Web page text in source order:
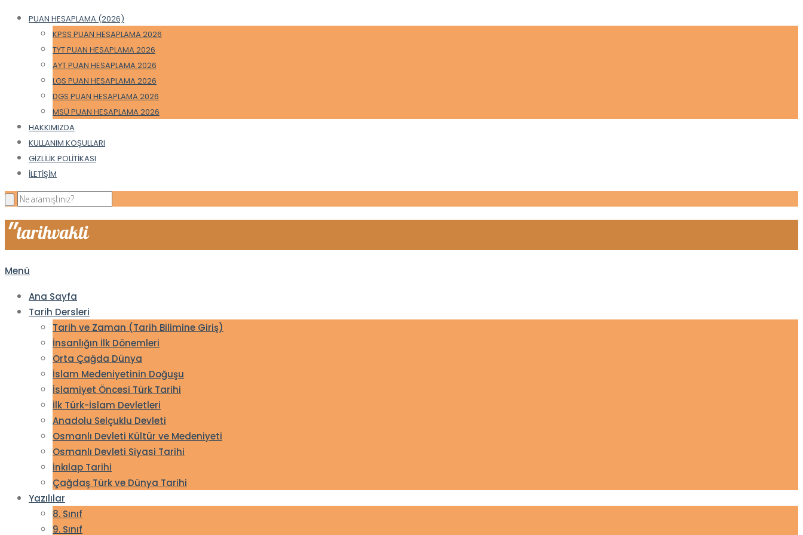
PUAN HESAPLAMA (2026)
KPSS PUAN HESAPLAMA 2026
TYT PUAN HESAPLAMA 2026
AYT PUAN HESAPLAMA 2026
LGS PUAN HESAPLAMA 2026
DGS PUAN HESAPLAMA 2026
MSÜ PUAN HESAPLAMA 2026
HAKKIMIZDA
KULLANIM KOŞULLARI
GIZLILIK POLITIKASI
İLETIŞIM
Menü
Ana Sayfa
Tarih Dersleri
Tarih ve Zaman (Tarih Bilimine Giriş)
İnsanlığın İlk Dönemleri
Orta Çağda Dünya
İslam Medeniyetinin Doğuşu
İslamiyet Öncesi Türk Tarihi
İlk Türk-İslam Devletleri
Anadolu Selçuklu Devleti
Osmanlı Devleti Kültür ve Medeniyeti
Osmanlı Devleti Siyasi Tarihi
İnkılap Tarihi
Çağdaş Türk ve Dünya Tarihi
Yazılılar
8. Sınıf
9. Sınıf